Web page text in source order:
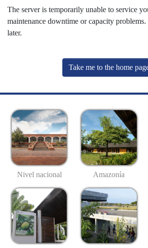
The server is temporarily unable to service
maintenance downtime or capacity problems.
later.
Take me to the home
Nivel nacional Amazonía